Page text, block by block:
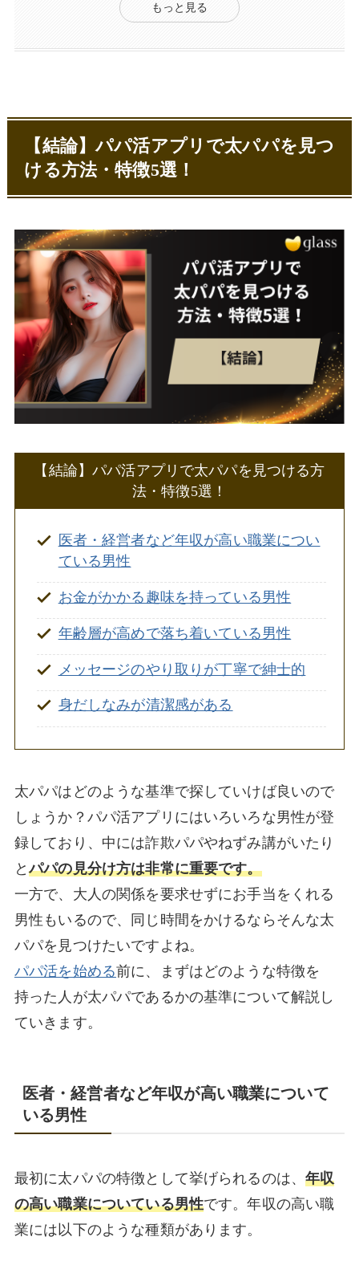
太パパとは？細パパとの違いも紹介
介！
SugarDaddy（シュガーダディ）
ワクワクメール
パパ活アプリで太パパに気に入られるコツ
5選
オリジナルのメッセージで他の女性と差をつ
ける
自然な距離感でお金目当てを匂わせない
最低限のマナーと常識を押さえる
会話を盛り上げる知識や「聞き上手」な姿勢
を意識する
自分磨きで余裕のある雰囲気を出す
法
大人の関係を持たない！じっくり信頼を深め
る
マナーや常識を身につけて居心地の良い女性
をアピールする
夢や目標を積極的に共有して自分のファンに
なってもらう
太パパを見つけてパパ活を成功させよう！
もっと見る
【結論】パパ活アプリで太パパを見つ
ける方法・特徴5選！
【結論】パパ活アプリで太パパを見つける方
法・特徴5選！
医者・経営者など年収が高い職業につい
ている男性
お金がかかる趣味を持っている男性
年齢層が高めで落ち着いている男性
メッセージのやり取りが丁寧で紳士的
身だしなみが清潔感がある
太パパはどのような基準で探していけば良いので
しょうか？パパ活アプリにはいろいろな男性が登
録しており、中には詐欺パパやねずみ講がいたり
とパパの見分け方は非常に重要です。
一方で、大人の関係を要求せずにお手当をくれる
男性もいるので、同じ時間をかけるならそんな太
パパを見つけたいですよね。
パパ活を始める前に、まずはどのような特徴を
持った人が太パパであるかの基準について解説し
ていきます。
医者・経営者など年収が高い職業について
いる男性
最初に太パパの特徴として挙げられるのは、年収
の高い職業についている男性です。年収の高い職
業には以下のような種類があります。